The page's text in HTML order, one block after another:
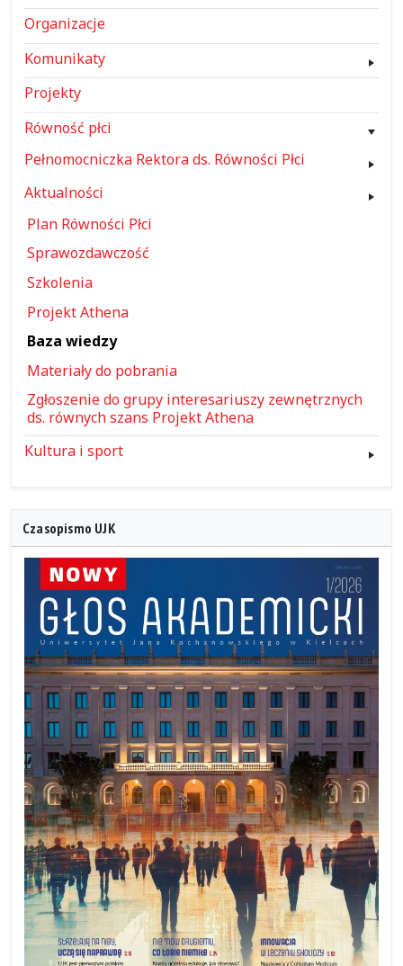
Organizacje
Komunikaty
Projekty
Równość płci
Pełnomocniczka Rektora ds. Równości Płci
Aktualności
Plan Równości Płci
Sprawozdawczość
Szkolenia
Projekt Athena
Baza wiedzy
Materiały do pobrania
Zgłoszenie do grupy interesariuszy zewnętrznych
ds. równych szans Projekt Athena
Kultura i sport
Czasopismo UJK